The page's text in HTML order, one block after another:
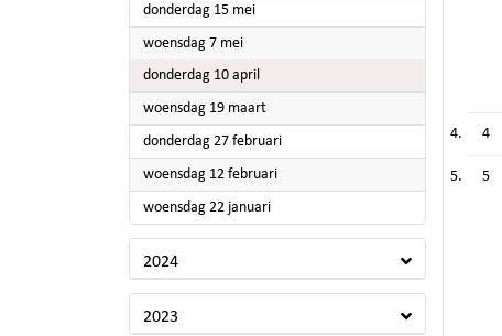
donderdag 15 mei2025
woensdag 7 mei2025
donderdag 10 april
woensdag 19 maart2025
donderdag 27 februari2025
woensdag 12 februari2025
woensdag 22 januari2025
2024
2023
4
5